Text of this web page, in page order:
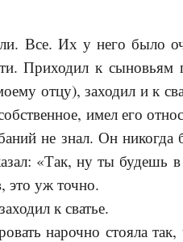
Все. Их у него было
Приходил к сыновьям
отцу), заходил и к
имел его
не знал. Он
«Так, ну ты будешь
это уж точно.
к сватье.
нарочно стояла